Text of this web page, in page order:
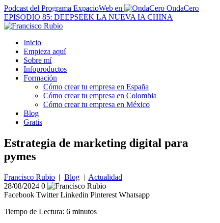
Podcast del Programa ExpacioWeb en
OndaCero
EPISODIO 85: DEEPSEEK LA NUEVA IA CHINA
Inicio
Empieza aquí
Sobre mí
Infoproductos
Formación
Cómo crear tu empresa en España
Cómo crear tu empresa en Colombia
Cómo crear tu empresa en México
Blog
Gratis
Estrategia de marketing digital para
pymes
Francisco Rubio | Blog | Actualidad
28/08/2024 0
Facebook Twitter Linkedin Pinterest Whatsapp
Tiempo de Lectura: 6 minutos